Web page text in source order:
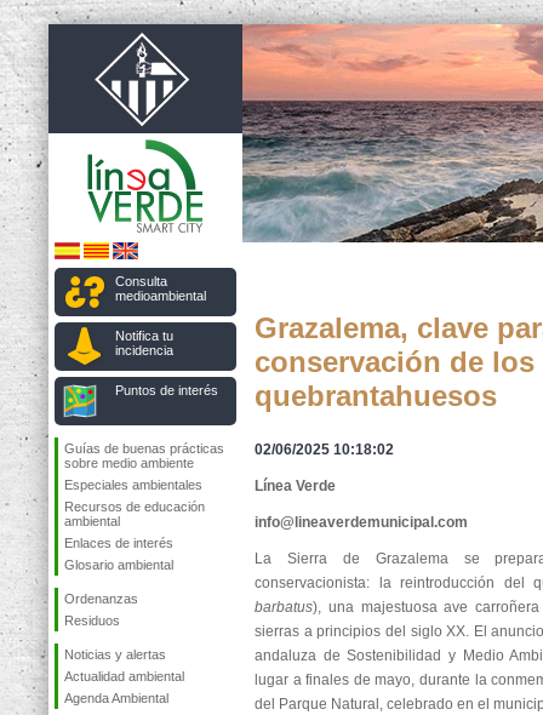
Consulta
medioambiental
Notifica tu
incidencia
Puntos de interés
Guías de buenas prácticas
sobre medio ambiente
Especiales ambientales
Recursos de educación
ambiental
Enlaces de interés
Glosario ambiental
Ordenanzas
Residuos
Noticias y alertas
Actualidad ambiental
Agenda Ambiental
Grazalema, clave
conservación de los
quebrantahuesos
02/06/2025 10:18:02
Línea Verde
info@lineaverdemunicipal.com
La Sierra de Grazalema se
conservacionista: la reintroducción del
barbatus), una majestuosa ave
sierras a principios del siglo XX. El
andaluza de Sostenibilidad y Medio
lugar a finales de mayo, durante la
del Parque Natural, celebrado en el